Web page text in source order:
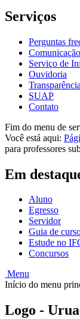
Serviços
Perguntas
Comunicação
Serviço de
Ouvidoria
Transparência
SUAP
Contato
Fim do menu de
Você está aqui:
para professores
Em
Aluno
Egresso
Servidor
Guia de
Estude no
Concursos
Menu
Início do menu
Logo -